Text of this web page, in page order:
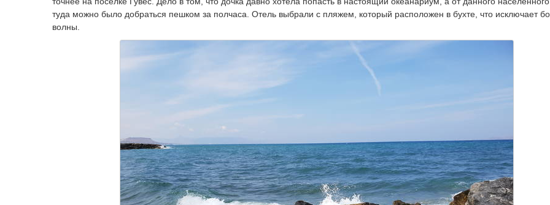
туда можно было добраться пешком за полчаса. Отель выбрали с пляжем, который расположен в бухте, что исключает
волны.